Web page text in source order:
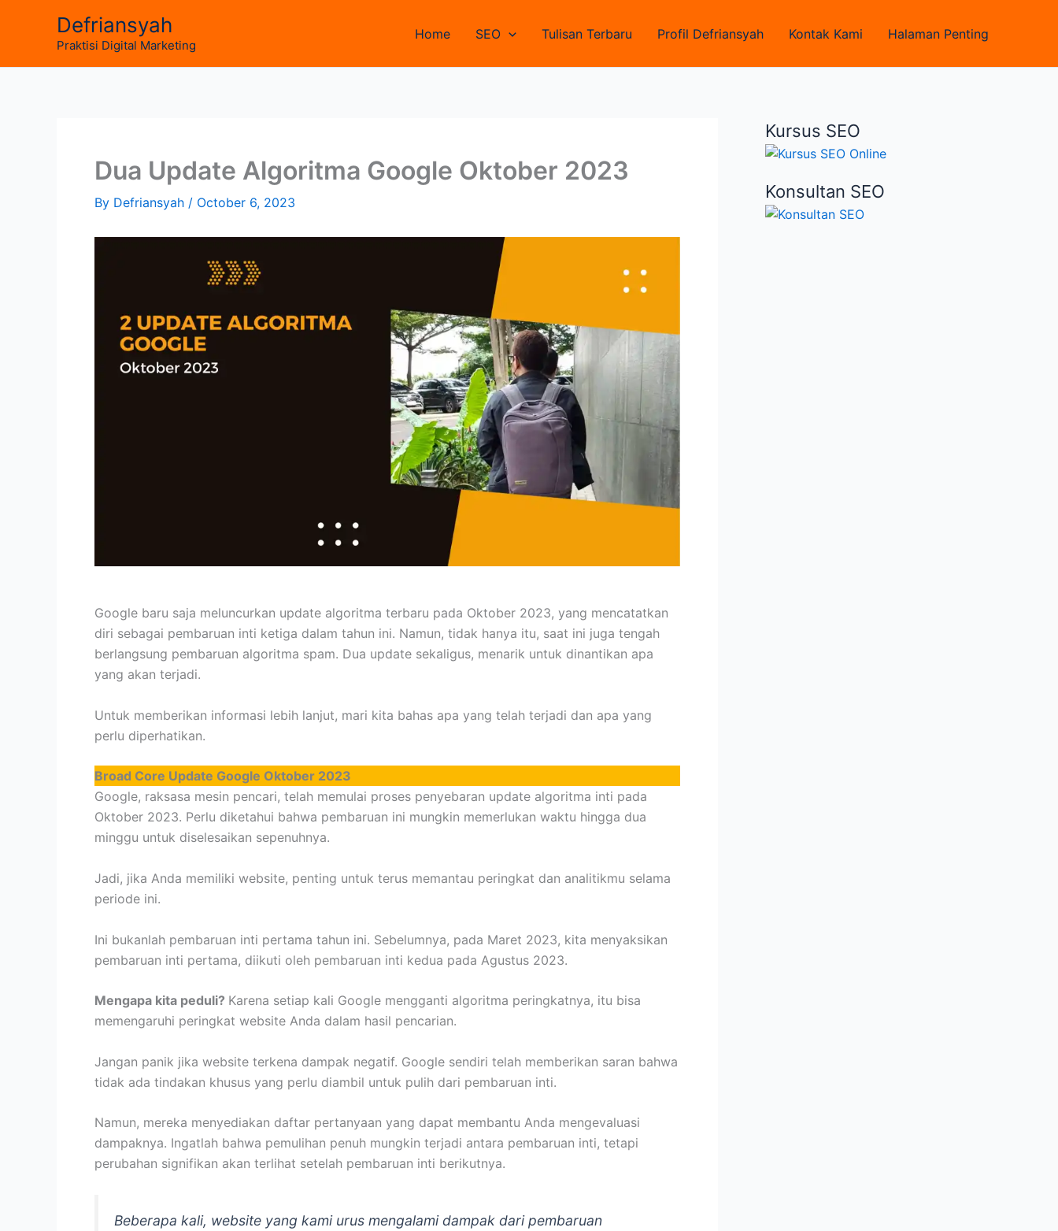
Defriansyah
Praktisi Digital Marketing
Home SEO Tulisan Terbaru Profil Defriansyah Kontak Kami Halaman Penting
Dua Update Algoritma Google Oktober 2023
By Defriansyah / October 6, 2023
Google baru saja meluncurkan update algoritma terbaru pada Oktober 2023, yang mencatatkan
diri sebagai pembaruan inti ketiga dalam tahun ini. Namun, tidak hanya itu, saat ini juga tengah
berlangsung pembaruan algoritma spam. Dua update sekaligus, menarik untuk dinantikan apa
yang akan terjadi.
Untuk memberikan informasi lebih lanjut, mari kita bahas apa yang telah terjadi dan apa yang
perlu diperhatikan.
Broad Core Update Google Oktober 2023
Google, raksasa mesin pencari, telah memulai proses penyebaran update algoritma inti pada
Oktober 2023. Perlu diketahui bahwa pembaruan ini mungkin memerlukan waktu hingga dua
minggu untuk diselesaikan sepenuhnya.
Jadi, jika Anda memiliki website, penting untuk terus memantau peringkat dan analitikmu selama
periode ini.
Ini bukanlah pembaruan inti pertama tahun ini. Sebelumnya, pada Maret 2023, kita menyaksikan
pembaruan inti pertama, diikuti oleh pembaruan inti kedua pada Agustus 2023.
Mengapa kita peduli? Karena setiap kali Google mengganti algoritma peringkatnya, itu bisa
memengaruhi peringkat website Anda dalam hasil pencarian.
Jangan panik jika website terkena dampak negatif. Google sendiri telah memberikan saran bahwa
tidak ada tindakan khusus yang perlu diambil untuk pulih dari pembaruan inti.
Namun, mereka menyediakan daftar pertanyaan yang dapat membantu Anda mengevaluasi
dampaknya. Ingatlah bahwa pemulihan penuh mungkin terjadi antara pembaruan inti, tetapi
perubahan signifikan akan terlihat setelah pembaruan inti berikutnya.
Beberapa kali, website yang kami urus mengalami dampak dari pembaruan
Kursus SEO
Konsultan SEO